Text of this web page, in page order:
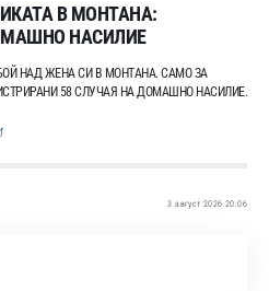
В МОНТАНА:
НАСИЛИЕ
НАД ЖЕНА СИ В МОНТАНА. САМО ЗА
58 СЛУЧАЯ НА ДОМАШНО НАСИЛИЕ.
3 август 2026 20:06